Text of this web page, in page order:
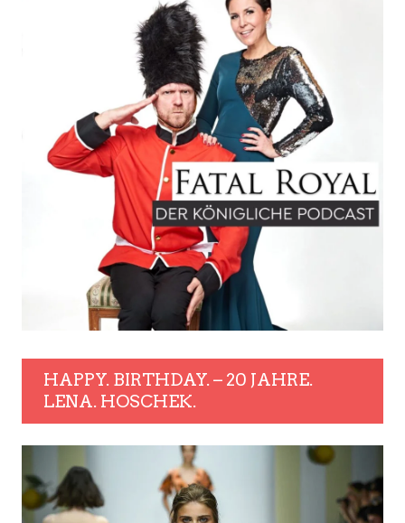
HAPPY. BIRTHDAY. – 20 JAHRE.
LENA. HOSCHEK.